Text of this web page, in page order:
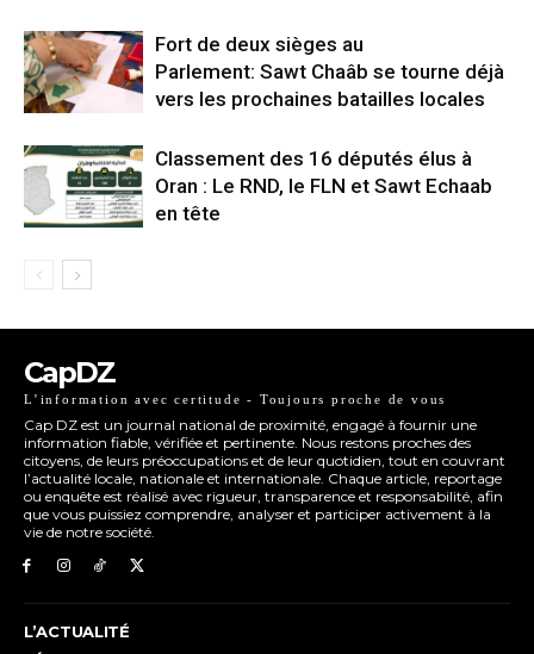
Fort de deux sièges au
Parlement: Sawt Chaâb se tourne déjà
vers les prochaines batailles locales
Classement des 16 députés élus à
Oran : Le RND, le FLN et Sawt Echaab
en tête
CapDZ
L’information avec certitude - Toujours proche de vous
Cap DZ est un journal national de proximité, engagé à fournir une
information fiable, vérifiée et pertinente. Nous restons proches des
citoyens, de leurs préoccupations et de leur quotidien, tout en couvrant
l’actualité locale, nationale et internationale. Chaque article, reportage
ou enquête est réalisé avec rigueur, transparence et responsabilité, afin
que vous puissiez comprendre, analyser et participer activement à la
vie de notre société.
L’ACTUALITÉ